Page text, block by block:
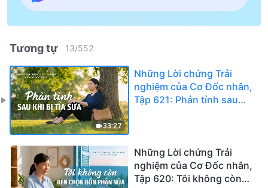
Tương tự 13/552
33:27
Những Lời chứng Trải
nghiệm của Cơ Đốc nhân,
Tập 621: Phản tỉnh sau
Những Lời chứng Trải
nghiệm của Cơ Đốc nhân,
Tập 620: Tôi không còn